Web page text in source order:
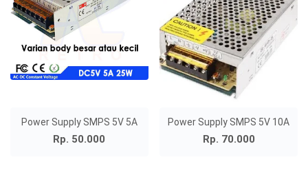
Power Supply SMPS 5V 5A
Rp. 50.000
Power Supply SMPS 5V 10A
Rp. 70.000